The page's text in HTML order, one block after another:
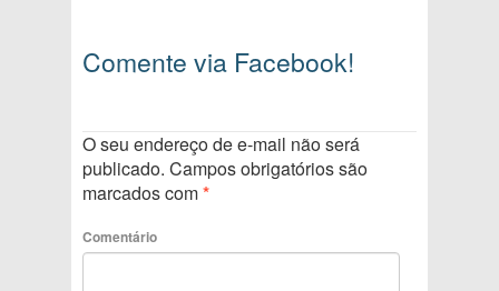
Comente via Facebook!
O seu endereço de e-mail não será
publicado. Campos obrigatórios são
marcados com*
Comentário